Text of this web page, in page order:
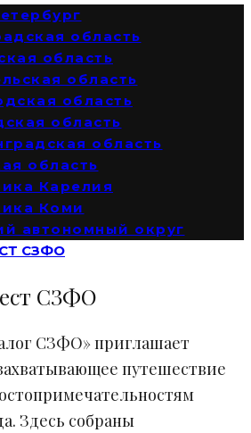
область
область
область
область
область
область
область
Карелия
Коми
автономный округ
СЗФО
СЗФО
СЗФО» приглашает
путешествие
Здесь собраны